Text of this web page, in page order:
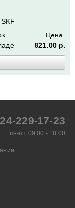
Цена
821.00 р.
229-17-23
пн-пт. 09.00 - 18.00